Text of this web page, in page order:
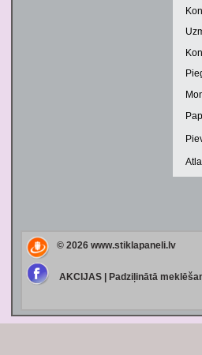
© 2026 www.stiklapaneli.lv
AKCIJAS| Padziļinātā